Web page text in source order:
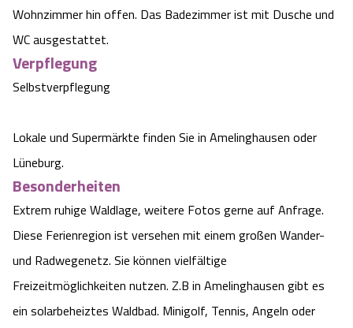
Wohnzimmer hin offen. Das Badezimmer ist mit Dusche und
WC ausgestattet.
Verpflegung
Selbstverpflegung
Lokale und Supermärkte finden Sie in Amelinghausen oder
Lüneburg.
Besonderheiten
Extrem ruhige Waldlage, weitere Fotos gerne auf Anfrage.
Diese Ferienregion ist versehen mit einem großen Wander-
und Radwegenetz. Sie können vielfältige
Freizeitmöglichkeiten nutzen. Z.B in Amelinghausen gibt es
ein solarbeheiztes Waldbad. Minigolf, Tennis, Angeln oder